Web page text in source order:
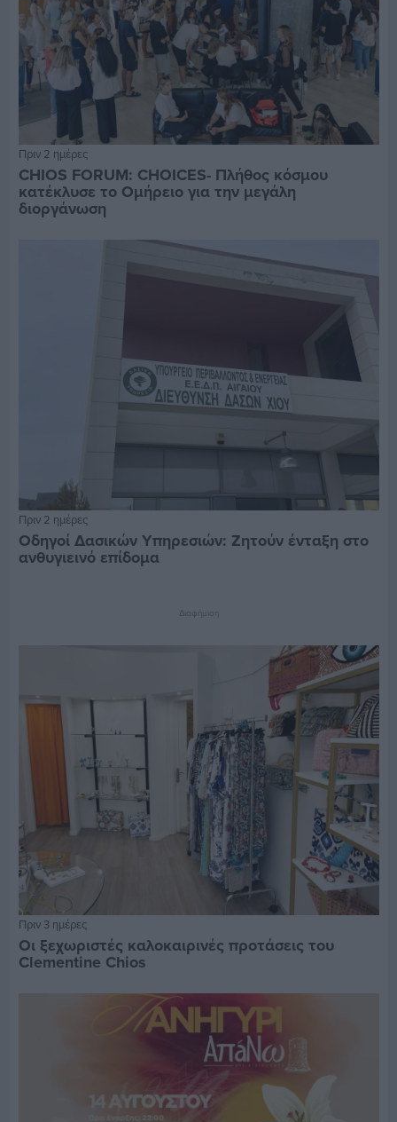
Πριν 2 ημέρες
CHIOS FORUM: CHOICES- Πλήθος κόσμου
κατέκλυσε το Ομήρειο για την μεγάλη
διοργάνωση
Πριν 2 ημέρες
Οδηγοί Δασικών Υπηρεσιών: Ζητούν ένταξη στο
ανθυγιεινό επίδομα
Διαφήμιση
Πριν 3 ημέρες
Οι ξεχωριστές καλοκαιρινές προτάσεις του
Clementine Chios